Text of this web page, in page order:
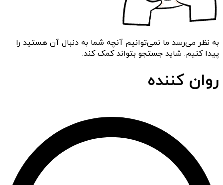
به نظر می‌رسد ما نمی‌توانیم آنچه شما به دنبال آن هستید را
پیدا کنیم. شاید جستجو بتواند کمک کند.
روان کننده